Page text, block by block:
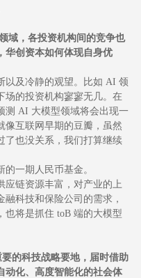
域，各投资机构间的竞争也
华创资本如何体现自身优
以及冷静的观望。比如 AI 领
场的投资机构寥寥无几。在
测 AI 大模型领域将会出现一
像互联网早期的豆瓣，虽然
了也没关系，我们打算继续
一期人民币基金。
应链资源丰富，对产业的上
科技和保险公司的需求，
也将是抓住 toB 端的大模型
的科技战略要地，届时借助
动化、高度智能化的社会体